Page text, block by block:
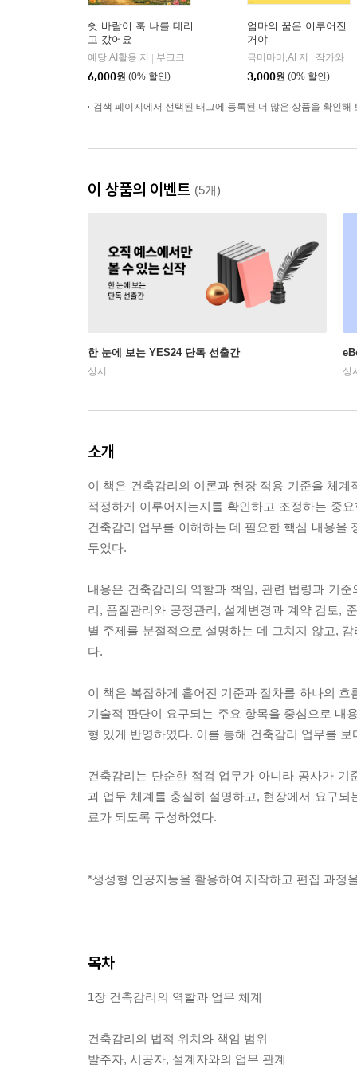
쉿 바람이 훅 나를 데리
고 갔어요
예당,AI활용 저 | 부크크
6,000원 (0% 할인)
엄마의 꿈은 이루어진
거야
극미마미,AI 저 | 작가와
3,000원 (0% 할인)
검색 페이지에서 선택된 태그에 등록된 더 많은 상품을 확인해
이 상품의 이벤트 (5개)
한 눈에 보는 YES24 단독 선출간
상시 상
소개
이 책은 건축감리의 이론과 현장 적용 기준을 체
적정하게 이루어지는지를 확인하고 조정하는 중
건축감리 업무를 이해하는 데 필요한 핵심 내용을
두었다.
내용은 건축감리의 역할과 책임, 관련 법령과 기
리, 품질관리와 공정관리, 설계변경과 계약 검토,
별 주제를 분절적으로 설명하는 데 그치지 않고,
다.
이 책은 복잡하게 흩어진 기준과 절차를 하나의
기술적 판단이 요구되는 주요 항목을 중심으로 내
형 있게 반영하였다. 이를 통해 건축감리 업무를
건축감리는 단순한 점검 업무가 아니라 공사가
과 업무 체계를 충실히 설명하고, 현장에서 요구
료가 되도록 구성하였다.
*생성형 인공지능을 활용하여 제작하고 편집 과정
목차
1장 건축감리의 역할과 업무 체계
건축감리의 법적 위치와 책임 범위
발주자, 시공자, 설계자와의 업무 관계